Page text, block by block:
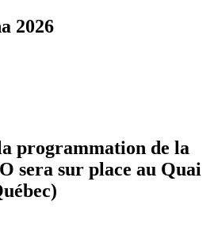
2026
programmation de la
sera sur place au Quai